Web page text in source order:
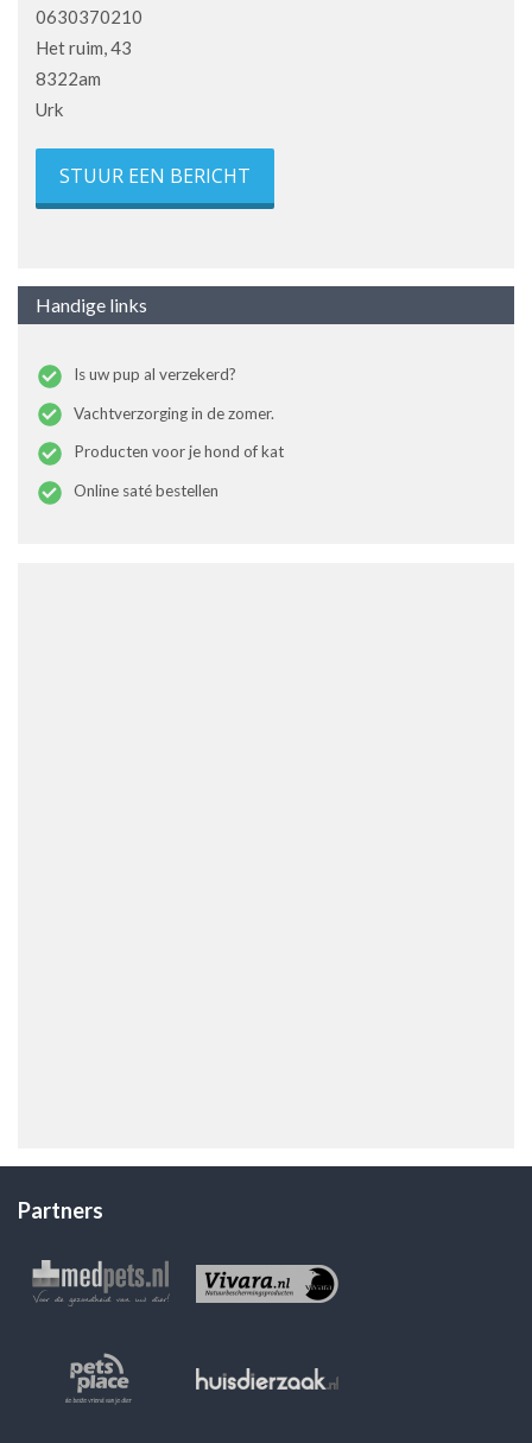
0630370210
Het ruim, 43
8322am
Urk
STUUR EEN BERICHT
Handige links
Is uw pup al verzekerd?
Vachtverzorging in de zomer.
Producten voor je hond of kat
Online saté bestellen
Partners